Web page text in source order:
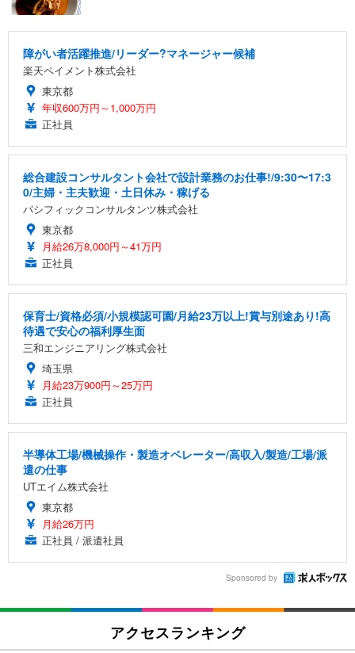
障がい者活躍推進/リーダー?マネージャー候補
楽天ペイメント株式会社
東京都
年収600万円～1,000万円
正社員
総合建設コンサルタント会社で設計業務のお仕事!/9:30〜17:3
0/主婦・主夫歓迎・土日休み・稼げる
パシフィックコンサルタンツ株式会社
東京都
月給26万8,000円～41万円
正社員
保育士/資格必須/小規模認可園/月給23万以上!賞与別途あり!高
待遇で安心の福利厚生面
三和エンジニアリング株式会社
埼玉県
月給23万900円～25万円
正社員
半導体工場/機械操作・製造オペレーター/高収入/製造/工場/派
遣の仕事
UTエイム株式会社
東京都
月給26万円
正社員 / 派遣社員
Sponsored by
アクセスランキング